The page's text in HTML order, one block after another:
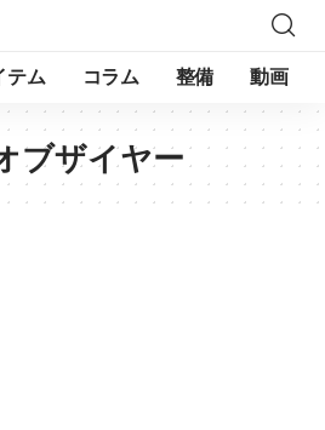
テム コラム 整備 動画
ブザイヤー